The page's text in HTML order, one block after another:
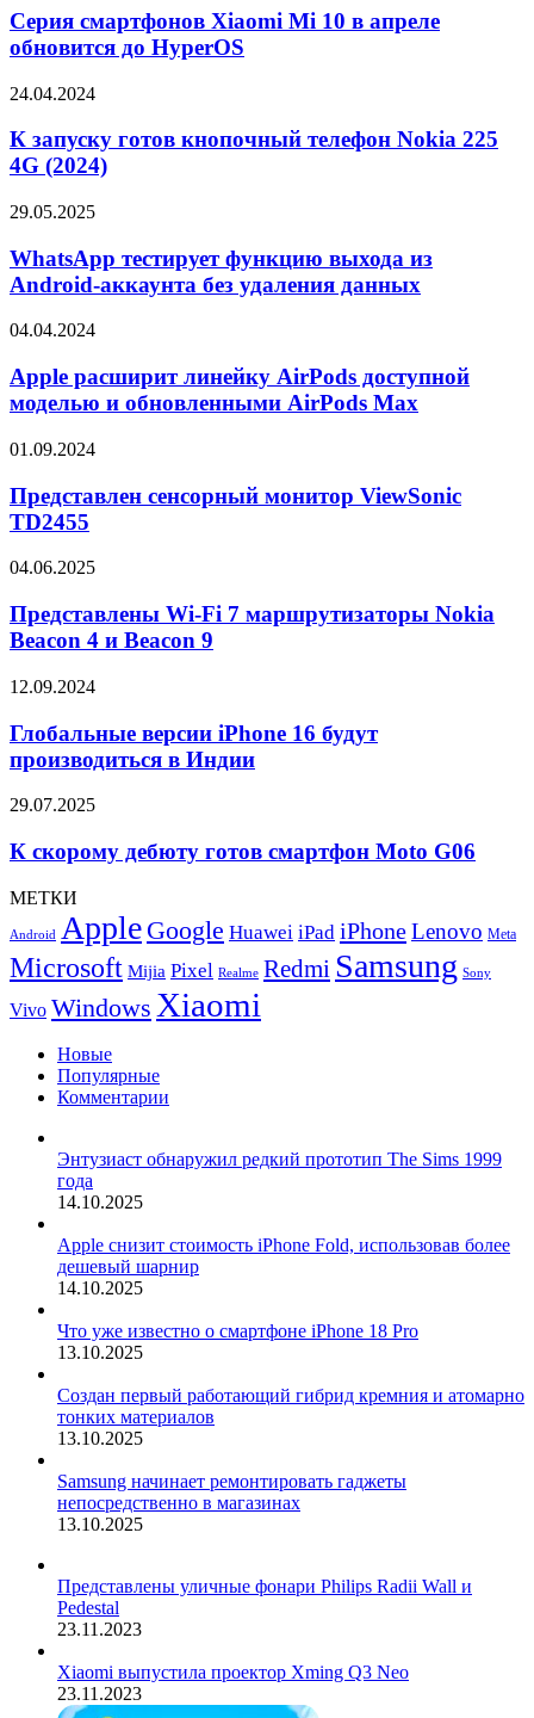
Xiaomi
Mi
10
апреле
до
HyperOS
Серия смартфонов Xiaomi Mi 10 в апреле
обновится до HyperOS
К
готов
кнопочный
телефон
225
(2024)
24.04.2024
К запуску готов кнопочный телефон Nokia 225
4G (2024)
WhatsApp
функцию
выхода
из
аккаунта
удаления
данных
29.05.2025
WhatsApp тестирует функцию выхода из
Android-аккаунта без удаления данных
Apple
линейку
AirPods
доступной
и
AirPods
Max
04.04.2024
Apple расширит линейку AirPods доступной
моделью и обновленными AirPods Max
Представлен
монитор
ViewSonic
TD2455
01.09.2024
Представлен сенсорный монитор ViewSonic
TD2455
Представлены
Fi
7
маршрутизаторы
Beacon
и
Beacon
04.06.2025
Представлены Wi-Fi 7 маршрутизаторы Nokia
Beacon 4 и Beacon 9
Глобальные
iPhone
16
будут
в
12.09.2024
Глобальные версии iPhone 16 будут
производиться в Индии
К
дебюту
готов
смартфон
Moto
G06
29.07.2025
К скорому дебюту готов смартфон Moto G06
МЕТКИ
Android Apple Google Huawei iPad iPhoneLenovo Meta
Microsoft Mijia Pixel Realme Redmi Samsung Sony
Vivo Windows Xiaomi
Новые
Популярные
Комментарии
Энтузиаст обнаружил редкий прототип The Sims 1999
года
14.10.2025
Apple снизит стоимость iPhone Fold, использовав более
дешевый шарнир
14.10.2025
Что уже известно о смартфоне iPhone 18 Pro
13.10.2025
Создан первый работающий гибрид кремния и атомарно
тонких материалов
13.10.2025
Samsung начинает ремонтировать гаджеты
непосредственно в магазинах
13.10.2025
Представлены уличные фонари Philips Radii Wall и
Pedestal
23.11.2023
Xiaomi выпустила проектор Xming Q3 Neo
23.11.2023